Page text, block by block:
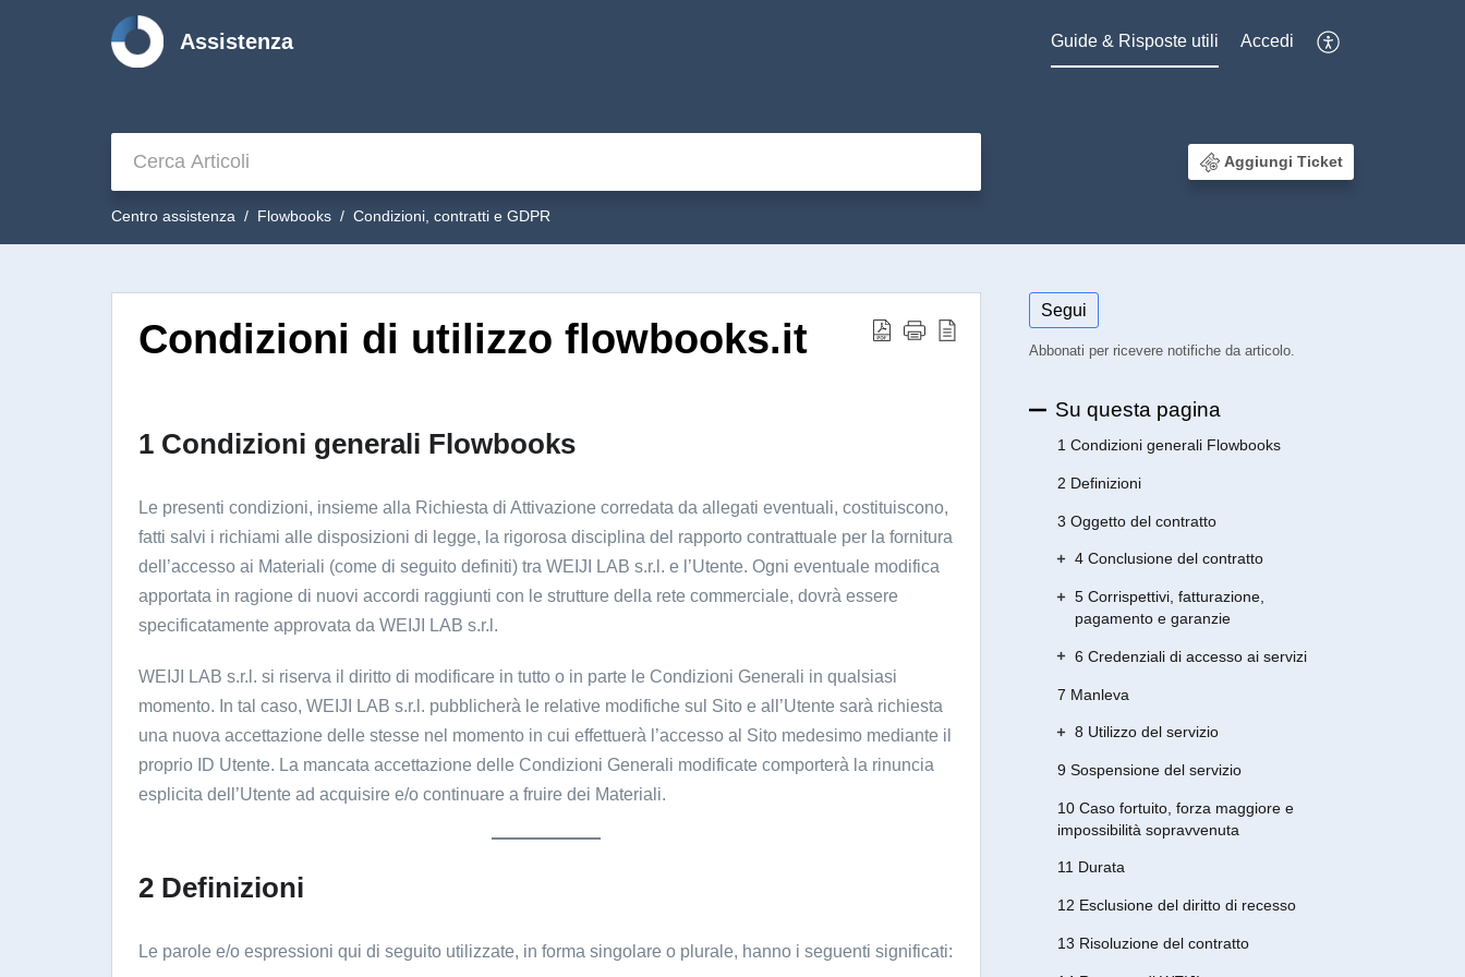
Assistenza Guide & Risposte utili Accedi
Aggiungi Ticket
Centro assistenza Flowbooks Condizioni, contratti e GDPR
Condizioni di utilizzo flowbooks.it
1 Condizioni generali Flowbooks
Le presenti condizioni, insieme alla Richiesta di Attivazione corredata da allegati eventuali, costituiscono,
fatti salvi i richiami alle disposizioni di legge, la rigorosa disciplina del rapporto contrattuale per la fornitura
dell’accesso ai Materiali (come di seguito definiti) tra WEIJI LAB s.r.l. e l’Utente. Ogni eventuale modifica
apportata in ragione di nuovi accordi raggiunti con le strutture della rete commerciale, dovrà essere
specificatamente approvata da WEIJI LAB s.r.l.
WEIJI LAB s.r.l. si riserva il diritto di modificare in tutto o in parte le Condizioni Generali in qualsiasi
momento. In tal caso, WEIJI LAB s.r.l. pubblicherà le relative modifiche sul Sito e all’Utente sarà richiesta
una nuova accettazione delle stesse nel momento in cui effettuerà l’accesso al Sito medesimo mediante il
proprio ID Utente. La mancata accettazione delle Condizioni Generali modificate comporterà la rinuncia
esplicita dell’Utente ad acquisire e/o continuare a fruire dei Materiali.
2 Definizioni
Le parole e/o espressioni qui di seguito utilizzate, in forma singolare o plurale, hanno i seguenti significati:
Segui
Abbonati per ricevere notifiche da articolo.
Su questa pagina
1 Condizioni generali Flowbooks
2 Definizioni
3 Oggetto del contratto
4 Conclusione del contratto
5 Corrispettivi, fatturazione,
pagamento e garanzie
6 Credenziali di accesso ai servizi
7 Manleva
8 Utilizzo del servizio
9 Sospensione del servizio
10 Caso fortuito, forza maggiore e
impossibilità sopravvenuta
11 Durata
12 Esclusione del diritto di recesso
13 Risoluzione del contratto